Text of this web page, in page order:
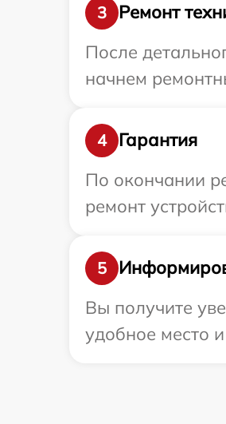
3
Ремонт
После
начнем
4
Гарантия
По окончании
ремонт
5
Вы получите
удобное место